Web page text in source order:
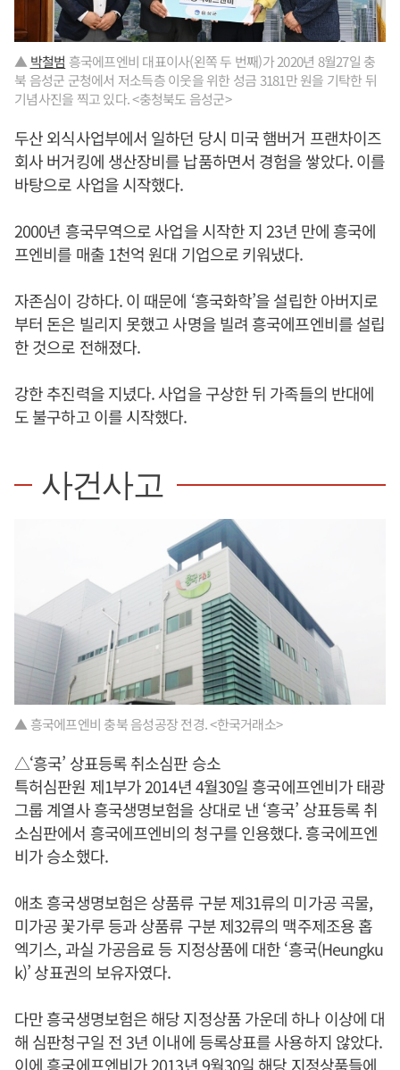
▲ 박철범 흥국에프엔비 대표이사(왼쪽 두 번째)가 2020년 8월27일 충
북 음성군 군청에서 저소득층 이웃을 위한 성금 3181만 원을 기탁한 뒤
기념사진을 찍고 있다. <충청북도 음성군>
두산 외식사업부에서 일하던 당시 미국 햄버거 프랜차이즈
회사 버거킹에 생산장비를 납품하면서 경험을 쌓았다. 이를
바탕으로 사업을 시작했다.
2000년 흥국무역으로 사업을 시작한 지 23년 만에 흥국에
프엔비를 매출 1천억 원대 기업으로 키워냈다.
자존심이 강하다. 이 때문에 ‘흥국화학’을 설립한 아버지로
부터 돈은 빌리지 못했고 사명을 빌려 흥국에프엔비를 설립
한 것으로 전해졌다.
강한 추진력을 지녔다. 사업을 구상한 뒤 가족들의 반대에
도 불구하고 이를 시작했다.
사건사고
▲ 흥국에프엔비 충북 음성공장 전경. <한국거래소>
△‘흥국’ 상표등록 취소심판 승소
특허심판원 제1부가 2014년 4월30일 흥국에프엔비가 태광
그룹 계열사 흥국생명보험을 상대로 낸 ‘흥국’ 상표등록 취
소심판에서 흥국에프엔비의 청구를 인용했다. 흥국에프엔
비가 승소했다.
애초 흥국생명보험은 상품류 구분 제31류의 미가공 곡물,
미가공 꽃가루 등과 상품류 구분 제32류의 맥주제조용 홉
엑기스, 과실 가공음료 등 지정상품에 대한 ‘흥국(Heungku
k)’ 상표권의 보유자였다.
다만 흥국생명보험은 해당 지정상품 가운데 하나 이상에 대
해 심판청구일 전 3년 이내에 등록상표를 사용하지 않았다.
이에 흥국에프엔비가 2013년 9월30일 해당 지정상품들에